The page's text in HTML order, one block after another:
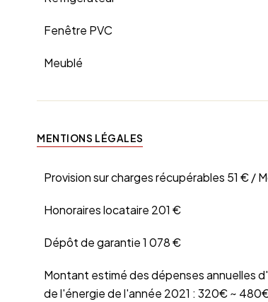
Fenêtre PVC
Meublé
MENTIONS LÉGALES
Provision sur charges récupérables 51 € /
Honoraires locataire 201 €
Dépôt de garantie1 078 €
Montant estimé des dépenses annuelles
de l'énergie de l'année 2021 : 320€ ~